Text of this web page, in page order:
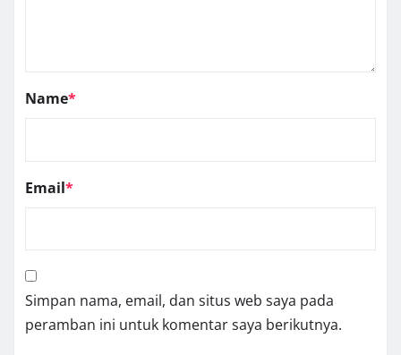
Name*
Email*
Simpan nama, email, dan situs web saya pada
peramban ini untuk komentar saya berikutnya.